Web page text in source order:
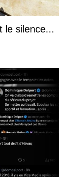
le silence...